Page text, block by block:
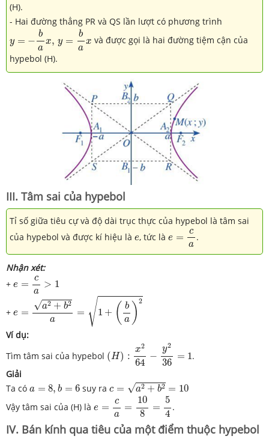
(H).
- Hai đường thẳng PR và QS lần lượt có phương trình
y = −
b
a
x, y =
b
a
x
=−bax,y= bax
và được gọi là hai đường tiệm cận của
hypebol (H).
III. Tâm sai của hypebol
Tỉ số giữa tiêu cự và độ dài trục thực của hypebol là tâm sai
của hypebol và được kí hiệu là e
e, tức là e =
c
a
e =ca
.
Nhận xét:
+ e =
c
a
> 1
e=c a>1
+ e =
√a2 + b2
a
= √1 + ( b
a )
2
2+ 2
Ví dụ:
Tìm tâm sai của hypebol (H) :
x2
64
−
y2
36
= 1
64 36
.
Giải
Ta có a = 8, b = 6
a ,b =6 suy rac = √a2 + b2 = 10
+b2=10
Vậy tâm sai của (H) là e =
c
a
=
10
8
=
5
4
e=ca = 10 8=5
.
IV. Bán kính qua tiêu của một điểm thuộc hypebol